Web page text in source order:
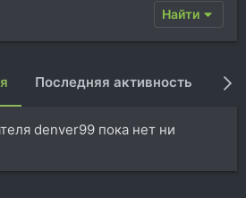
Найти
Последняя активность
denver99 пока нет ни